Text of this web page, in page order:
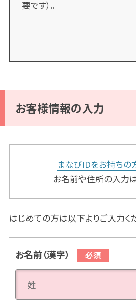
要です）。
お客様情報の入力
まなびIDをお持ちの
お名前や住所の入力
はじめての方は以下よりご入力く
お名前（漢字）